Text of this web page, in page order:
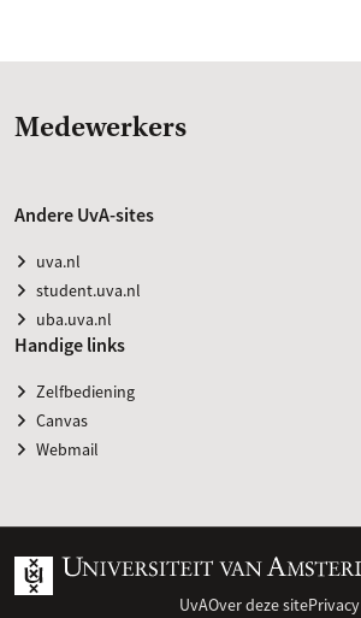
Medewerkers
Andere UvA-sites
uva.nl
student.uva.nl
uba.uva.nl
Handige links
Zelfbediening
Canvas
Webmail
UvAOver deze sitePrivacy